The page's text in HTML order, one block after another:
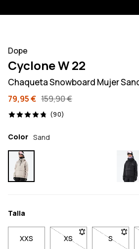
Dope
Cyclone W 22
Chaqueta Snowboard Mujer
79,95 € 159,90 €
(90)
90 opiniones, 4.8/5
Color Sand
Talla
XXS XS- Talla XS noS- Talla